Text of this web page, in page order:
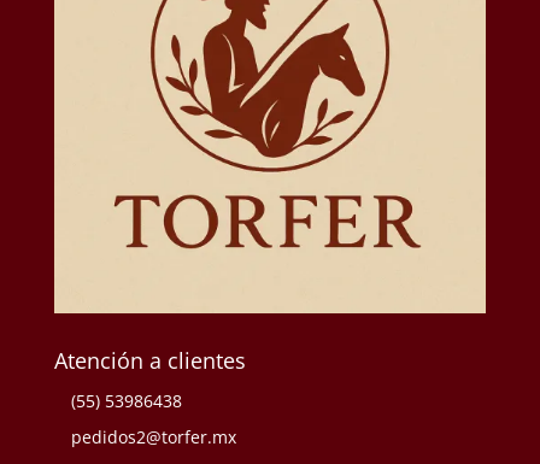
Atención a clientes
(55) 53986438
pedidos2@torfer.mx